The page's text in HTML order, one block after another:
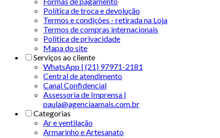
Política de troca e devolução
Termos e condições - retirada na Loja
Termos de compras internacionais
Politica de privacidade
Mapa do site
Serviços ao cliente
WhatsApp | (21) 97971-2181
Central de atendimento
Canal Confidencial
Assessoria de Imprensa |
paula@agenciaamais.com.br
Categorias
Ar e ventilação
Armarinho e Artesanato